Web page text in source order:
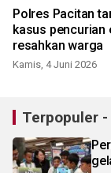
Polres Pacitan
kasus pencurian
resahkan warga
Kamis, 4 Juni 2026
Terpopuler